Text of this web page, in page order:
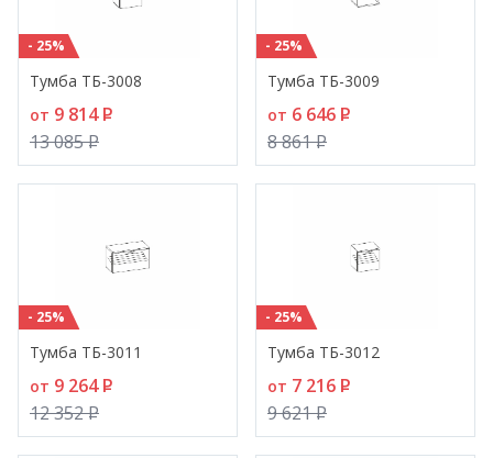
- 25%
Тумба ТБ-3008
от 9 814P
13 085P
- 25%
Тумба ТБ-3009
от 6 646 P
8 861P
- 25%
Тумба ТБ-3011
от 9 264P
12 352P
- 25%
Тумба ТБ-3012
от 7 216 P
9 621P